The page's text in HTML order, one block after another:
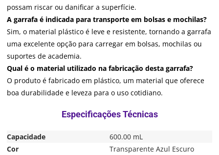
possam riscar ou danificar a superfície.
A garrafa é indicada para transporte em bolsas e mochilas?
Sim, o material plástico é leve e resistente, tornando a garrafa
uma excelente opção para carregar em bolsas, mochilas ou
suportes de academia.
Qual é o material utilizado na fabricação desta garrafa?
O produto é fabricado em plástico, um material que oferece
boa durabilidade e leveza para o uso cotidiano.
Capacidade
600.00 mL
Cor
Transparente Azul Escuro